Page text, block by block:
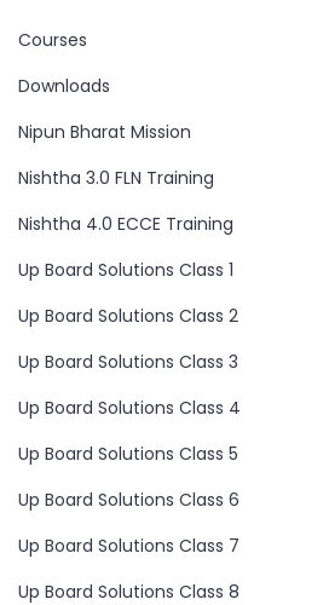
Courses
Downloads
Nipun Bharat Mission
Nishtha 3.0 FLN Training
Nishtha 4.0 ECCE Training
Up Board Solutions Class 1
Up Board Solutions Class 2
Up Board Solutions Class 3
Up Board Solutions Class 4
Up Board Solutions Class 5
Up Board Solutions Class 6
Up Board Solutions Class 7
Up Board Solutions Class 8